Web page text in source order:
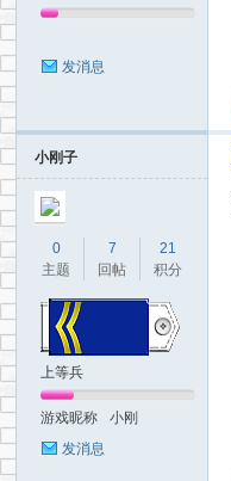
发消息
小刚子
0
主题
7
回帖
21
积分
上等兵
游戏昵称
小刚
发消息